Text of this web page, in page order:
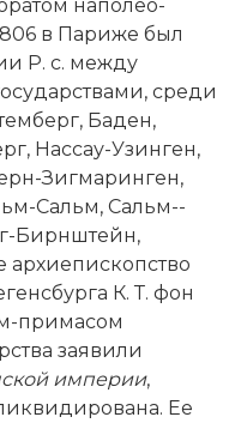
культуры
и методология
наполео­
в Париже был
Р. с. между
среди
Баден,
Нассау-Узинген,
Зигмаринген,
­Сальм, Сальм-­
­Бирнштейн,
архиепископство
К. Т. фон
­примасом
заявили
империи,
Ее